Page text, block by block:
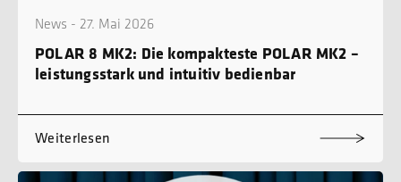
News - 27. Mai 2026
POLAR 8 MK2: Die kompakteste POLAR MK2 –
leistungsstark und intuitiv bedienbar
Weiterlesen